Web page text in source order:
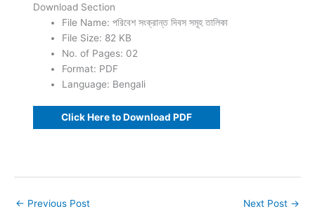
Download Section
File Name: পরিবেশ সংক্রান্ত দিবস সমূহ তালিকা
File Size: 82 KB
No. of Pages: 02
Format: PDF
Language: Bengali
Click Here to Download PDF
← Previous Post Next Post →